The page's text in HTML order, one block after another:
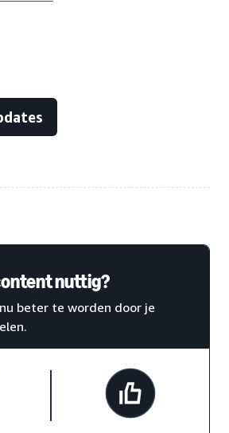
nuttig?
beter te worden door je